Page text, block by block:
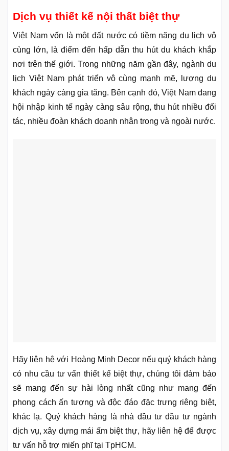
Dịch vụ thiết kế nội thất biệt thự
Việt Nam vốn là một đất nước có tiềm năng du lịch vô
cùng lớn, là điểm đến hấp dẫn thu hút du khách khắp
nơi trên thế giới. Trong những năm gần đây, ngành du
lịch Việt Nam phát triển vô cùng mạnh mẽ, lượng du
khách ngày càng gia tăng. Bên cạnh đó, Việt Nam đang
hội nhập kinh tế ngày càng sâu rộng, thu hút nhiều đối
tác, nhiều đoàn khách doanh nhân trong và ngoài nước.
Hãy liên hệ với Hoàng Minh Decor nếu quý khách hàng
có nhu cầu tư vấn thiết kế biệt thự, chúng tôi đảm bảo
sẽ mang đến sự hài lòng nhất cũng như mang đến
phong cách ấn tượng và độc đáo đặc trưng riêng biệt,
khác lạ. Quý khách hàng là nhà đầu tư đầu tư ngành
dịch vụ, xây dựng mái ấm biệt thự, hãy liên hệ để được
tư vấn hỗ trợ miến phĩ tại TpHCM.